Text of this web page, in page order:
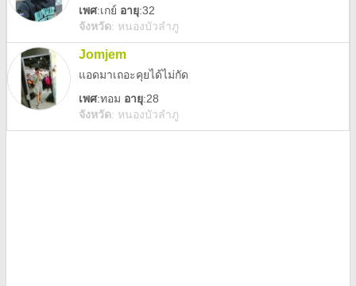
เพศ:เกย์ อายุ:32
จังหวัด: หนองบัวลำภู
Jomjem
แอดมาเถอะคุยได้ไม่กัด
เพศ:ทอม อายุ:28
จังหวัด: หนองบัวลำภู